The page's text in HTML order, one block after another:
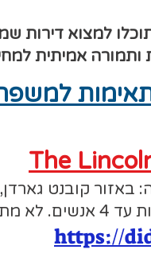
למצוא דירות
ותמורה אמיתית
The
באזור קובנט
מוגבל.
https://